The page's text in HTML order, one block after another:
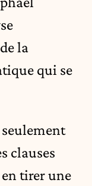
la
qui se
clauses
tirer une